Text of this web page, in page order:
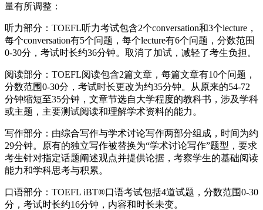
量有所调整：
听力部分：TOEFL听力考试包含2个conversation和3个lecture，
每个conversation有5个问题，每个lecture有6个问题，分数范围
0-30分，考试时长约36分钟。取消了加试，减轻了考生负担。
阅读部分：TOEFL阅读包含2篇文章，每篇文章有10个问题，
分数范围0-30分，考试时长更改为约35分钟。从原来的54-72
分钟缩短至35分钟，文章节选自大学程度的教科书，涉及学科
或主题，主要测试阅读和理解学术资料的能力。
写作部分：由综合写作与学术讨论写作两部分组成，时间为约
29分钟。原有的独立写作被替换为“学术讨论写作”题型，要求
考生针对指定话题阐述观点并提供论据，考察学生的基础阅读
能力和学科思考与积累。
口语部分：TOEFL iBT®口语考试包括4道试题，分数范围0-30
分，考试时长约16分钟，内容和时长未变。